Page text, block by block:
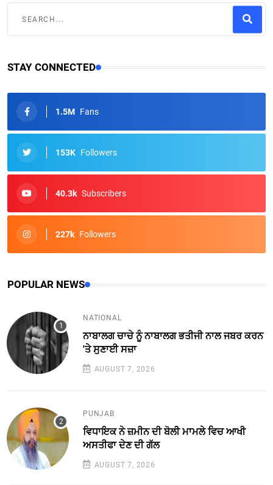
STAY CONNECTED
1.5M Fans
153K Followers
40.3k Subscribers
227k Followers
POPULAR NEWS
NATIONAL
ਨਾਬਾਲਗ ਚਾਚੇ ਨੂੰ ਨਾਬਾਲਗ ਭਤੀਜੀ ਨਾਲ ਜਬਰ ਕਰਨ
'ਤੇ ਸੁਣਾਈ ਸਜ਼ਾ
AUGUST 7, 2026
PUNJAB
ਵਿਧਾਇਕ ਨੇ ਜ਼ਮੀਨ ਦੀ ਬੋਲੀ ਮਾਮਲੇ ਵਿਚ ਆਖੀ
ਅਸਤੀਫਾ ਦੇਣ ਦੀ ਗੱਲ
AUGUST 7, 2026